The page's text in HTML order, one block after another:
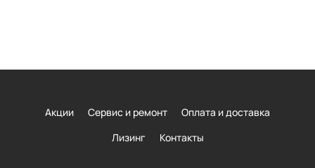
Акции Сервис и ремонт
Оплата и доставка
Лизинг
Контакты